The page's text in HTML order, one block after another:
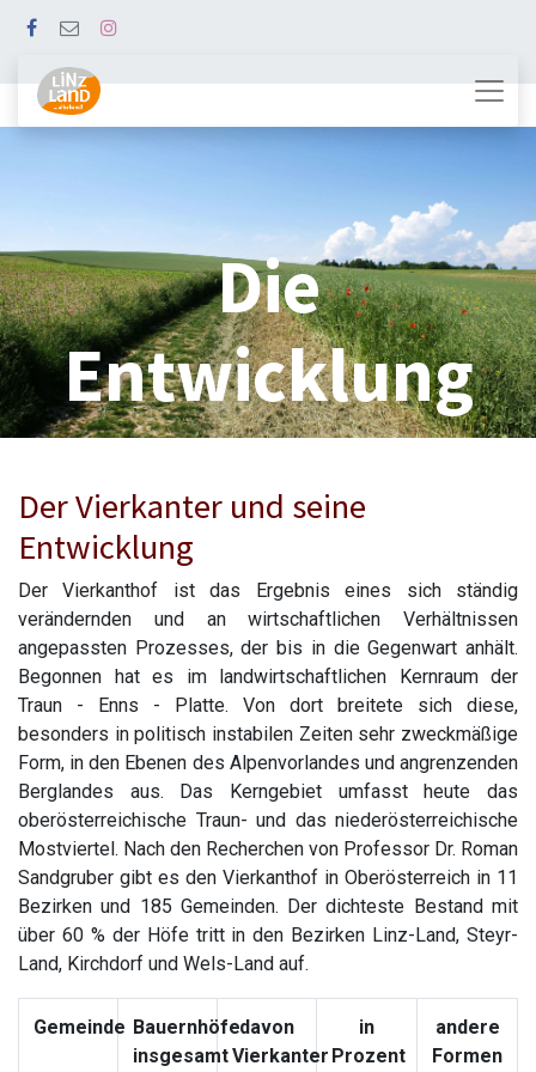
Die
Entwicklung
Der Vierkanter und seine
Entwicklung
Der Vierkanthof ist das Ergebnis eines sich ständig
verändernden und an wirtschaftlichen Verhältnissen
angepassten Prozesses, der bis in die Gegenwart anhält.
Begonnen hat es im landwirtschaftlichen Kernraum der
Traun - Enns - Platte. Von dort breitete sich diese,
besonders in politisch instabilen Zeiten sehr zweckmäßige
Form, in den Ebenen des Alpenvorlandes und angrenzenden
Berglandes aus. Das Kerngebiet umfasst heute das
oberösterreichische Traun- und das niederösterreichische
Mostviertel. Nach den Recherchen von Professor Dr. Roman
Sandgruber gibt es den Vierkanthof in Oberösterreich in 11
Bezirken und 185 Gemeinden. Der dichteste Bestand mit
über 60 % der Höfe tritt in den Bezirken Linz-Land, Steyr-
Land, Kirchdorf und Wels-Land auf.
Gemeinde Bauernhöfe
insgesamt
davon
Vierkanter
in
Prozent
andere
Formen